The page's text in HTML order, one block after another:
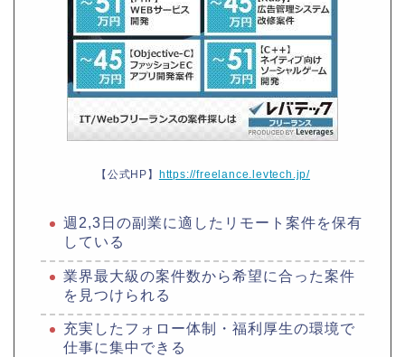
【公式HP】 https://freelance.levtech.jp/
週2,3日の副業に適したリモート案件を保有
している
業界最大級の案件数から希望に合った案件
を見つけられる
充実したフォロー体制・福利厚生の環境で
仕事に集中できる